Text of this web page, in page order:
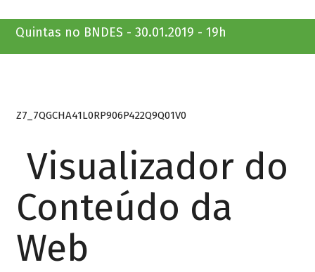
Quintas no BNDES - 30.01.2019 - 19h
Z7_7QGCHA41L0RP906P422Q9Q01V0
Visualizador do
Conteúdo da
Web